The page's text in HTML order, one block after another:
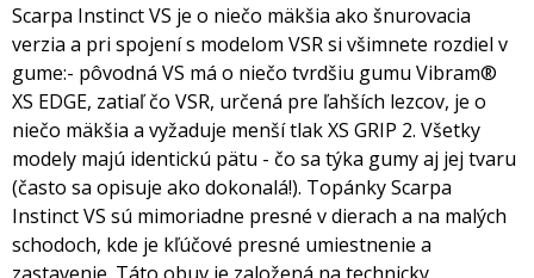
Scarpa Instinct VS je o niečo mäkšia ako šnurovacia
verzia a pri spojení s modelom VSR si všimnete rozdiel v
gume:- pôvodná VS má o niečo tvrdšiu gumu Vibram®
XS EDGE, zatiaľ čo VSR, určená pre ľahších lezcov, je o
niečo mäkšia a vyžaduje menší tlak XS GRIP 2. Všetky
modely majú identickú pätu - čo sa týka gumy aj jej tvaru
(často sa opisuje ako dokonalá!). Topánky Scarpa
Instinct VS sú mimoriadne presné v dierach a na malých
schodoch, kde je kľúčové presné umiestnenie a
zastavenie. Táto obuv je založená na technicky